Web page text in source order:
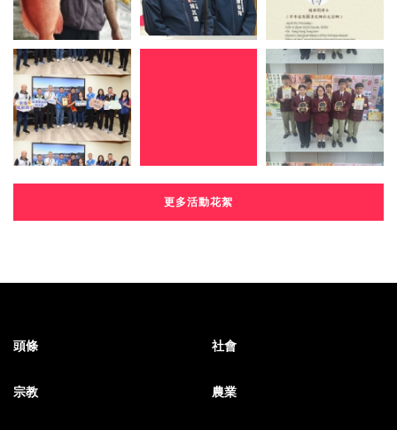
更多活動花絮
頭條 社會
宗教 農業